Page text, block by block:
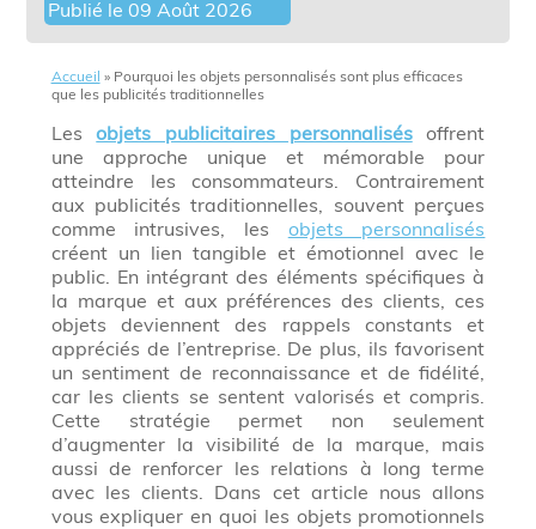
Publié le09 Août 2026
Accueil » Pourquoi les objets personnalisés sont plus efficaces
que les publicités traditionnelles
Lesobjets publicitaires personnalisésoffrent
une approche unique et mémorable pour
atteindre les consommateurs. Contrairement
aux publicités traditionnelles, souvent perçues
comme intrusives, les objets personnalisés
créent un lien tangible et émotionnel avec le
public. En intégrant des éléments spécifiques à
la marque et aux préférences des clients, ces
objets deviennent des rappels constants et
appréciés de l’entreprise. De plus, ils favorisent
un sentiment de reconnaissance et de fidélité,
car les clients se sentent valorisés et compris.
Cette stratégie permet non seulement
d’augmenter la visibilité de la marque, mais
aussi de renforcer les relations à long terme
avec les clients. Dans cet article nous allons
vous expliquer en quoi les objets promotionnels